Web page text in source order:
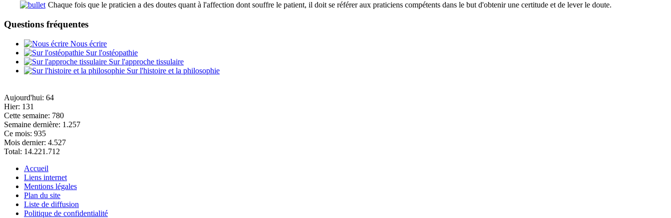
Chaque fois que le praticien a des doutes quant à l'affection dont souffre le patient, il doit se référer aux praticiens compétents dans le but d'obtenir une certitude et de lever le doute.
Questions fréquentes
Nous écrire
Sur l'ostéopathie
Sur l'approche tissulaire
Sur l'histoire et la philosophie
Aujourd'hui: 64
Hier: 131
Cette semaine: 780
Semaine dernière: 1.257
Ce mois: 935
Mois dernier: 4.527
Total: 14.221.712
Accueil
Liens internet
Mentions légales
Plan du site
Liste de diffusion
Politique de confidentialité